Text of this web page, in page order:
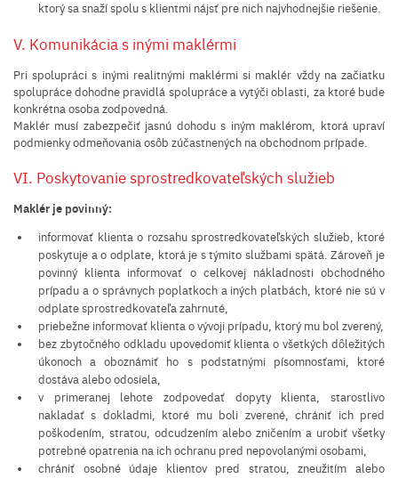
ktorý sa snaží spolu s klientmi nájsť pre nich najvhodnejšie riešenie.
V. Komunikácia s inými maklérmi
Pri spolupráci s inými realitnými maklérmi si maklér vždy na začiatku
spolupráce dohodne pravidlá spolupráce a vytýči oblasti, za ktoré bude
konkrétna osoba zodpovedná.
Maklér musí zabezpečiť jasnú dohodu s iným maklérom, ktorá upraví
podmienky odmeňovania osôb zúčastnených na obchodnom prípade.
VI. Poskytovanie sprostredkovateľských služieb
Maklér je povinný:
informovať klienta o rozsahu sprostredkovateľských služieb, ktoré
poskytuje a o odplate, ktorá je s týmito službami spätá. Zároveň je
povinný klienta informovať o celkovej nákladnosti obchodného
prípadu a o správnych poplatkoch a iných platbách, ktoré nie sú v
odplate sprostredkovateľa zahrnuté,
priebežne informovať klienta o vývoji prípadu, ktorý mu bol zverený,
bez zbytočného odkladu upovedomiť klienta o všetkých dôležitých
úkonoch a oboznámiť ho s podstatnými písomnosťami, ktoré
dostáva alebo odosiela,
v primeranej lehote zodpovedať dopyty klienta, starostlivo
nakladať s dokladmi, ktoré mu boli zverené, chrániť ich pred
poškodením, stratou, odcudzením alebo zničením a urobiť všetky
potrebné opatrenia na ich ochranu pred nepovolanými osobami,
chrániť osobné údaje klientov pred stratou, zneužitím alebo